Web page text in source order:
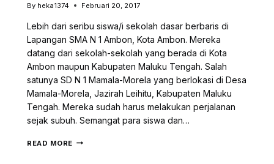
By heka1374 Februari 20, 2017
Lebih dari seribu siswa/i sekolah dasar berbaris di
Lapangan SMA N 1 Ambon, Kota Ambon. Mereka
datang dari sekolah-sekolah yang berada di Kota
Ambon maupun Kabupaten Maluku Tengah. Salah
satunya SD N 1 Mamala-Morela yang berlokasi di Desa
Mamala-Morela, Jazirah Leihitu, Kabupaten Maluku
Tengah. Mereka sudah harus melakukan perjalanan
sejak subuh. Semangat para siswa dan…
READ MORE 1219